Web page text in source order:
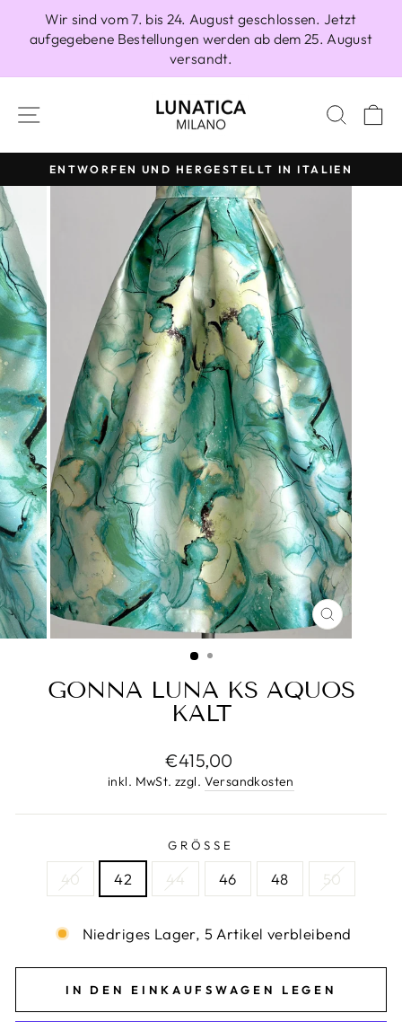
Inhalt
Wir sind vom 7. bis 24. August geschlossen. Jetzt
aufgegebene Bestellungen werden ab dem 25. August
versandt.
SEITENNAVIGATION
Pause
Diashow
ENTWORFEN UND HERGESTELLT IN ITALIEN
ESC)
GONNA LUNA KS AQUOS
KALT
Normaler
Preis
€415,00
inkl. MwSt. zzgl. Versandkosten
GRÖSSE
40 42 44 46 48 50
Niedriges Lager, 5 Artikel verbleibend
IN DEN EINKAUFSWAGEN LEGEN